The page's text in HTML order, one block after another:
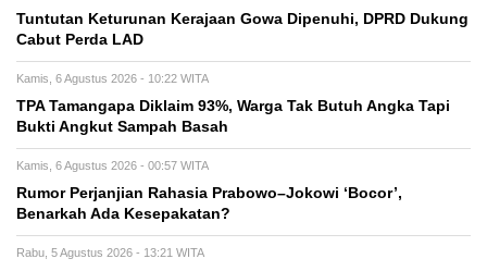
Tuntutan Keturunan Kerajaan Gowa Dipenuhi, DPRD Dukung
Cabut Perda LAD
Kamis, 6 Agustus 2026 - 10:22 WITA
TPA Tamangapa Diklaim 93%, Warga Tak Butuh Angka Tapi
Bukti Angkut Sampah Basah
Kamis, 6 Agustus 2026 - 00:57 WITA
Rumor Perjanjian Rahasia Prabowo–Jokowi ‘Bocor’,
Benarkah Ada Kesepakatan?
Rabu, 5 Agustus 2026 - 13:21 WITA